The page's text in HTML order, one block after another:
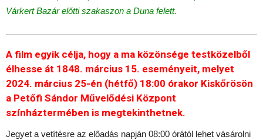
Várkert Bazár előtti szakaszon a Duna felett.
A film egyik célja, hogy a ma közönsége testközelből
élhesse át 1848. március 15. eseményeit, melyet
2024. március 25-én (hétfő) 18:00 órakor Kiskőrösön
a Petőfi Sándor Művelődési Központ
színháztermében is megtekinthetnek.
Jegyet a vetítésre az előadás napján 08:00 órától lehet vásárolni